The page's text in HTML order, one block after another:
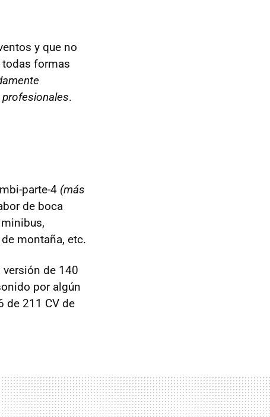
y que no
todas formas
.
parte-4 (más
de boca
montaña, etc.
versión de 140
por algún
de 211 CV de